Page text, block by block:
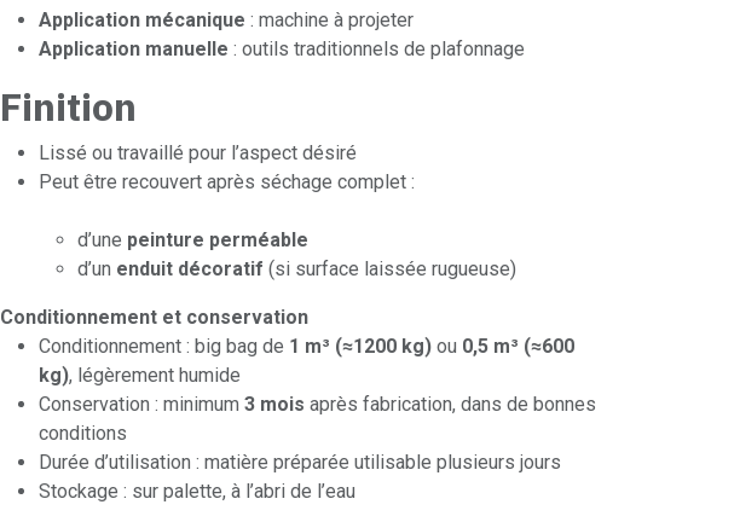
Application mécanique : machine à projeter
Application manuelle : outils traditionnels de plafonnage
Finition
Lissé ou travaillé pour l’aspect désiré
Peut être recouvert après séchage complet :
d’une peinture perméable
d’un enduit décoratif (si surface laissée rugueuse)
Conditionnement et conservation
Conditionnement : big bag de 1 m³ (≈1200 kg) ou 0,5 m³ (≈600
kg), légèrement humide
Conservation : minimum 3 mois après fabrication, dans de bonnes
conditions
Durée d’utilisation : matière préparée utilisable plusieurs jours
Stockage : sur palette, à l’abri de l’eau